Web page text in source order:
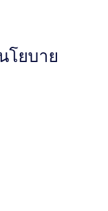
โยบาย